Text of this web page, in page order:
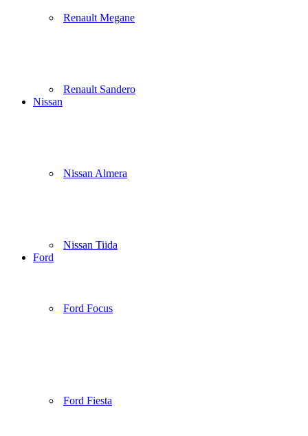
Renault Megane
Renault Sandero
Nissan
Nissan Almera
Nissan Tiida
Ford
Ford Focus
Ford Fiesta